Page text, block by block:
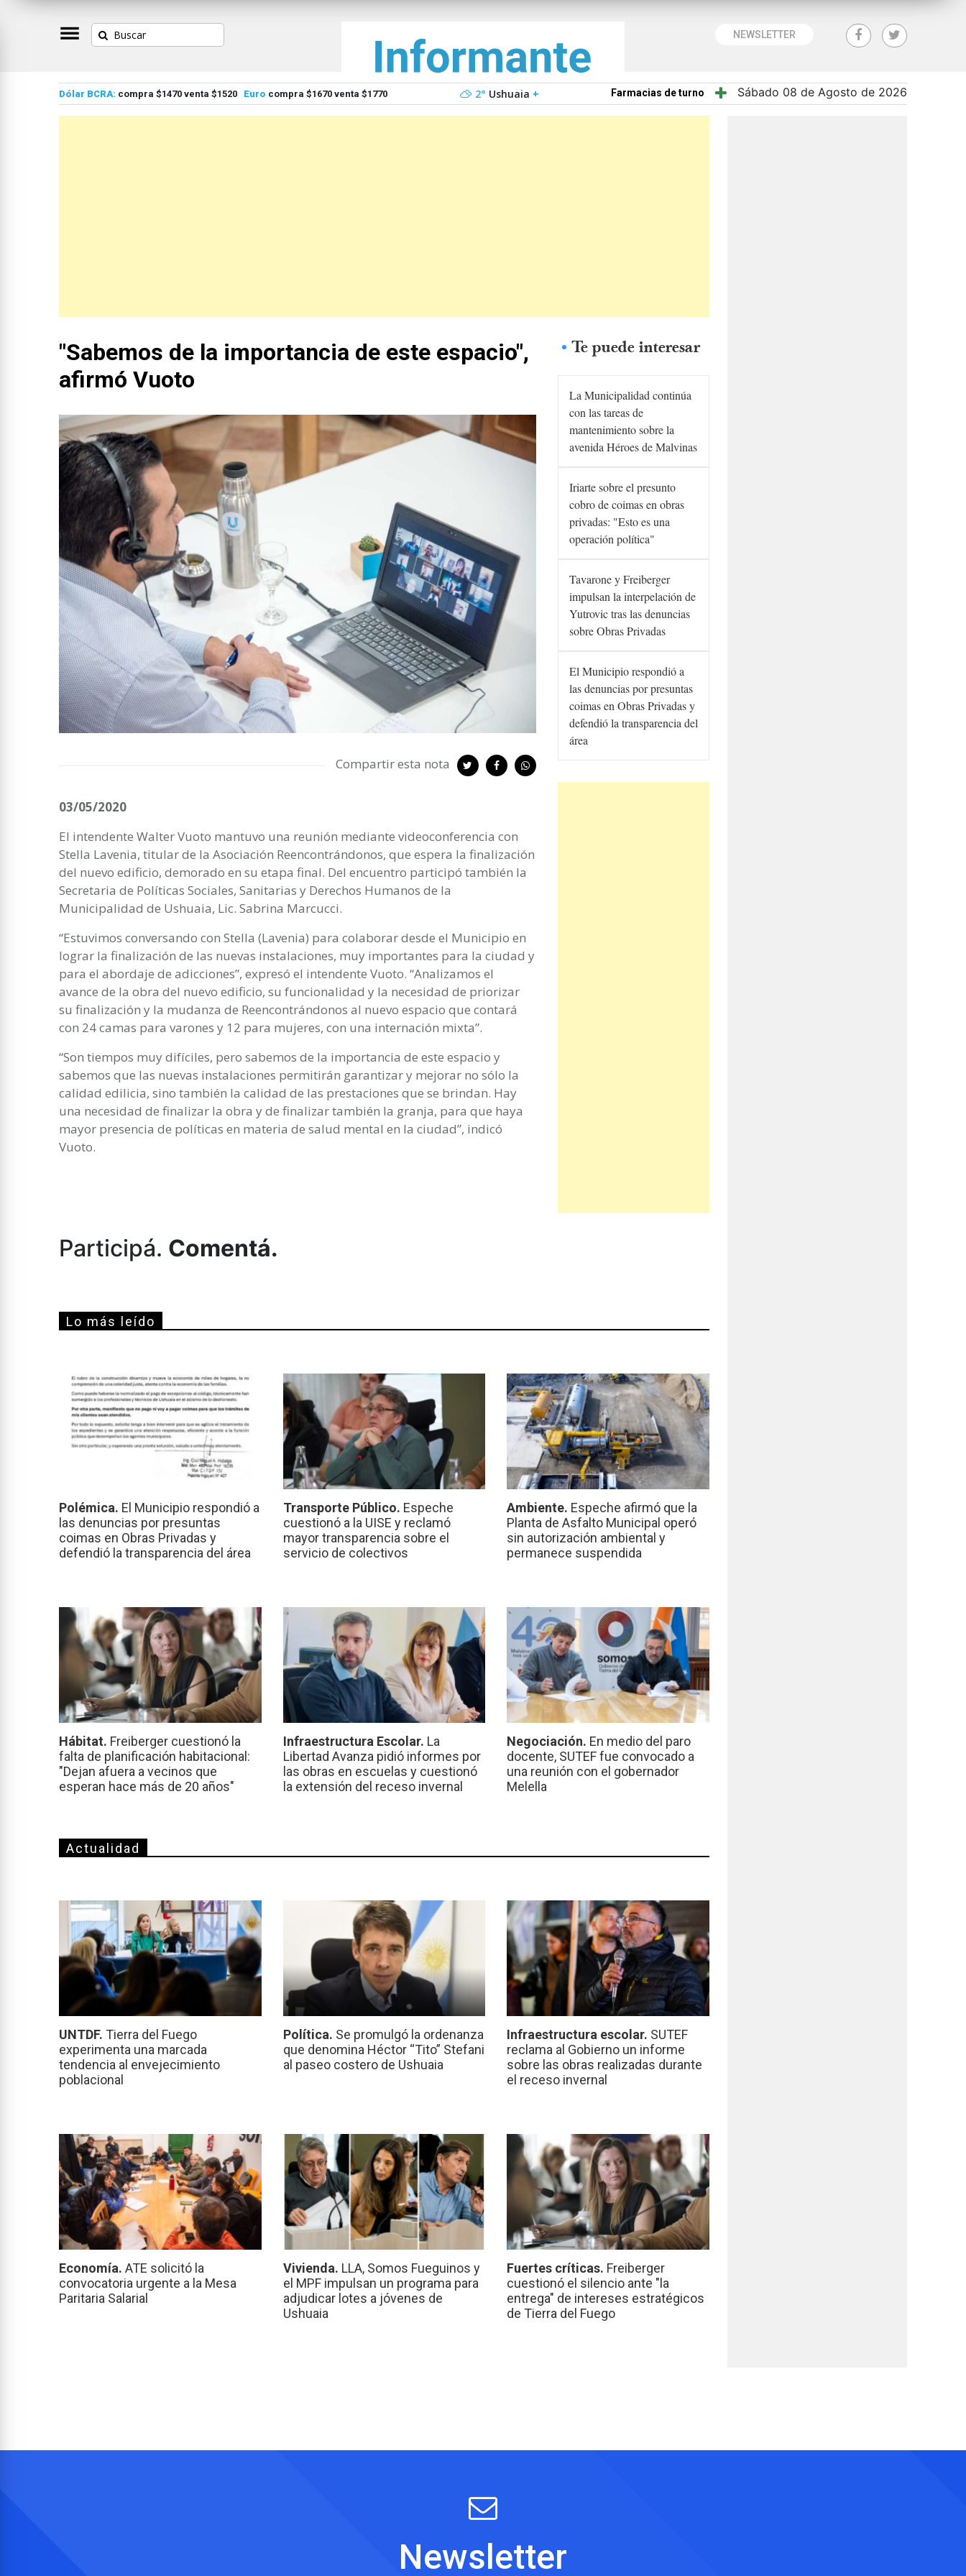
NEWSLETTER
Dólar BCRA: compra $1470 venta $1520 Euro compra $1670 venta $1770 2° Ushuaia + Farmacias de turno Sábado 08 de Agosto de 2026
"Sabemos de la importancia de este espacio",
afirmó Vuoto
Compartir esta nota
03/05/2020
El intendente Walter Vuoto mantuvo una reunión mediante videoconferencia con
Stella Lavenia, titular de la Asociación Reencontrándonos, que espera la finalización
del nuevo edificio, demorado en su etapa final. Del encuentro participó también la
Secretaria de Políticas Sociales, Sanitarias y Derechos Humanos de la
Municipalidad de Ushuaia, Lic. Sabrina Marcucci.
“Estuvimos conversando con Stella (Lavenia) para colaborar desde el Municipio en
lograr la finalización de las nuevas instalaciones, muy importantes para la ciudad y
para el abordaje de adicciones”, expresó el intendente Vuoto. “Analizamos el
avance de la obra del nuevo edificio, su funcionalidad y la necesidad de priorizar
su finalización y la mudanza de Reencontrándonos al nuevo espacio que contará
con 24 camas para varones y 12 para mujeres, con una internación mixta”.
“Son tiempos muy difíciles, pero sabemos de la importancia de este espacio y
sabemos que las nuevas instalaciones permitirán garantizar y mejorar no sólo la
calidad edilicia, sino también la calidad de las prestaciones que se brindan. Hay
una necesidad de finalizar la obra y de finalizar también la granja, para que haya
mayor presencia de políticas en materia de salud mental en la ciudad”, indicó
Vuoto.
Te puede interesar
La Municipalidad continúa
con las tareas de
mantenimiento sobre la
avenida Héroes de Malvinas
Iriarte sobre el presunto
cobro de coimas en obras
privadas: "Esto es una
operación política"
Tavarone y Freiberger
impulsan la interpelación de
Yutrovic tras las denuncias
sobre Obras Privadas
El Municipio respondió a
las denuncias por presuntas
coimas en Obras Privadas y
defendió la transparencia del
área
Participá. Comentá.
Lo más leído
Polémica. El Municipio respondió a
las denuncias por presuntas
coimas en Obras Privadas y
defendió la transparencia del área
Transporte Público. Espeche
cuestionó a la UISE y reclamó
mayor transparencia sobre el
servicio de colectivos
Ambiente. Espeche afirmó que la
Planta de Asfalto Municipal operó
sin autorización ambiental y
permanece suspendida
Hábitat. Freiberger cuestionó la
falta de planificación habitacional:
"Dejan afuera a vecinos que
esperan hace más de 20 años"
Infraestructura Escolar. La
Libertad Avanza pidió informes por
las obras en escuelas y cuestionó
la extensión del receso invernal
Negociación. En medio del paro
docente, SUTEF fue convocado a
una reunión con el gobernador
Melella
Actualidad
UNTDF. Tierra del Fuego
experimenta una marcada
tendencia al envejecimiento
poblacional
Política. Se promulgó la ordenanza
que denomina Héctor “Tito” Stefani
al paseo costero de Ushuaia
Infraestructura escolar. SUTEF
reclama al Gobierno un informe
sobre las obras realizadas durante
el receso invernal
Economía. ATE solicitó la
convocatoria urgente a la Mesa
Paritaria Salarial
Vivienda. LLA, Somos Fueguinos y
el MPF impulsan un programa para
adjudicar lotes a jóvenes de
Ushuaia
Fuertes críticas. Freiberger
cuestionó el silencio ante "la
entrega" de intereses estratégicos
de Tierra del Fuego
Newsletter